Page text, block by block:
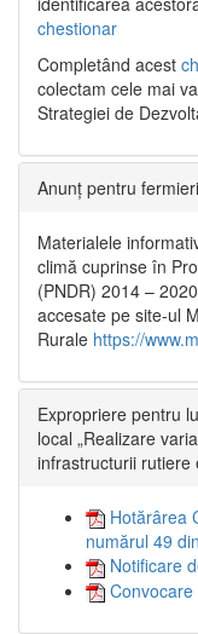
chestionar
Completând acest
colectam cele mai
Strategiei de
Anunț pentru fermieri
Materialele
climă cuprinse în
(PNDR) 2014 –
accesate pe site-ul
Rurale https://
Expropriere pentru
local „Realizare
infrastructurii rutiere
Hotărârea
numărul 49
Notificare
Convocare